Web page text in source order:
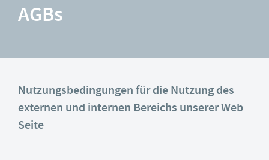
AGBs
Nutzungsbedingungen für die Nutzung des
externen und internen Bereichs unserer Web
Seite